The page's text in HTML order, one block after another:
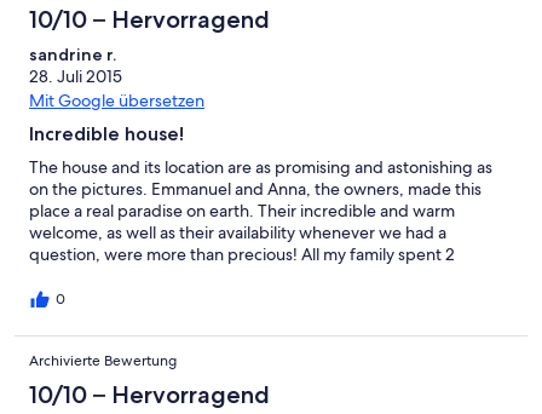
10/10 – Hervorragend
sandrine r.
28. Juli 2015
Mit Google übersetzen
Incredible house!
The house and its location are as promising and astonishing as
on the pictures. Emmanuel and Anna, the owners, made this
place a real paradise on earth. Their incredible and warm
welcome, as well as their availability whenever we had a
question, were more than precious! All my family spent 2
great swimming pool and the cozy and so comfortable house.
each one has its own bathroom so that everyone can enjoy
privacy. There is a game center in the garage with all kinds of
games but we didn’t enjoy it a lot because we were spending
the whole days and evenings close to the swimming pool! The
0
Archivierte Bewertung
10/10 – Hervorragend